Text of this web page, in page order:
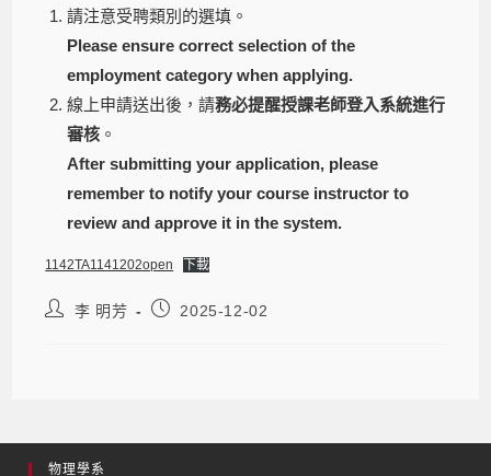
請注意受聘類別的選填。
Please ensure correct selection of the
employment category when applying.
線上申請送出後，請務必提醒授課老師登入系統進行
審核 。
After submitting your application, please
remember to notify your course instructor to
review and approve it in the system.
1142TA1141202open 下載
李 明芳 2025-12-02
物理學系